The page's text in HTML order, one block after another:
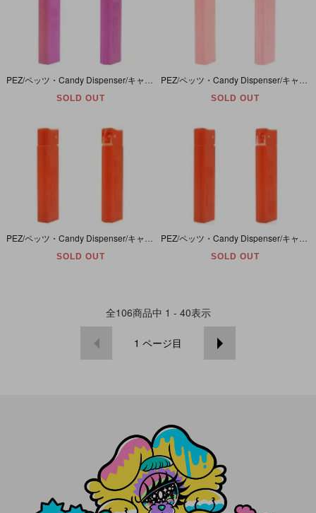
SOLD OUT SOLD OUT
SOLD OUT SOLD OUT
全106商品中 1 - 40表示
1 ページ目